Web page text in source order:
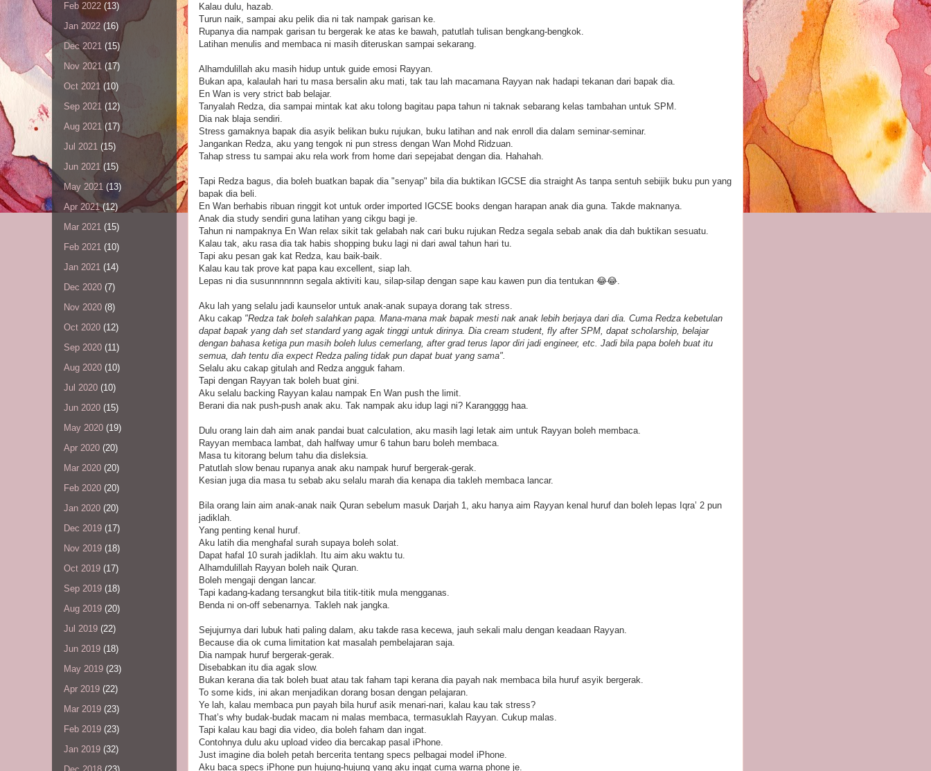
Kalau dulu, hazab.
Turun naik, sampai aku pelik dia ni tak nampak garisan ke.
Rupanya dia nampak garisan tu bergerak ke atas ke bawah, patutlah tulisan bengkang-bengkok.
Latihan menulis and membaca ni masih diteruskan sampai sekarang.
Alhamdulillah aku masih hidup untuk guide emosi Rayyan.
Bukan apa, kalaulah hari tu masa bersalin aku mati, tak tau lah macamana Rayyan nak hadapi tekanan dari bapak dia.
En Wan is very strict bab belajar.
Tanyalah Redza, dia sampai mintak kat aku tolong bagitau papa tahun ni taknak sebarang kelas tambahan untuk SPM.
Dia nak blaja sendiri.
Stress gamaknya bapak dia asyik belikan buku rujukan, buku latihan and nak enroll dia dalam seminar-seminar.
Jangankan Redza, aku yang tengok ni pun stress dengan Wan Mohd Ridzuan.
Tahap stress tu sampai aku rela work from home dari sepejabat dengan dia. Hahahah.
Tapi Redza bagus, dia boleh buatkan bapak dia "senyap" bila dia buktikan IGCSE dia straight As tanpa sentuh sebijik buku pun yang
bapak dia beli.
En Wan berhabis ribuan ringgit kot untuk order imported IGCSE books dengan harapan anak dia guna. Takde maknanya.
Anak dia study sendiri guna latihan yang cikgu bagi je.
Tahun ni nampaknya En Wan relax sikit tak gelabah nak cari buku rujukan Redza segala sebab anak dia dah buktikan sesuatu.
Kalau tak, aku rasa dia tak habis shopping buku lagi ni dari awal tahun hari tu.
Tapi aku pesan gak kat Redza, kau baik-baik.
Kalau kau tak prove kat papa kau excellent, siap lah.
Lepas ni dia susunnnnnnn segala aktiviti kau, silap-silap dengan sape kau kawen pun dia tentukan 😂😂.
Aku lah yang selalu jadi kaunselor untuk anak-anak supaya dorang tak stress.
Aku cakap "Redza tak boleh salahkan papa. Mana-mana mak bapak mesti nak anak lebih berjaya dari dia. Cuma Redza kebetulan
dapat bapak yang dah set standard yang agak tinggi untuk dirinya. Dia cream student, fly after SPM, dapat scholarship, belajar
dengan bahasa ketiga pun masih boleh lulus cemerlang, after grad terus lapor diri jadi engineer, etc. Jadi bila papa boleh buat itu
semua, dah tentu dia expect Redza paling tidak pun dapat buat yang sama".
Selalu aku cakap gitulah and Redza angguk faham.
Tapi dengan Rayyan tak boleh buat gini.
Aku selalu backing Rayyan kalau nampak En Wan push the limit.
Berani dia nak push-push anak aku. Tak nampak aku idup lagi ni? Karangggg haa.
Dulu orang lain dah aim anak pandai buat calculation, aku masih lagi letak aim untuk Rayyan boleh membaca.
Rayyan membaca lambat, dah halfway umur 6 tahun baru boleh membaca.
Masa tu kitorang belum tahu dia disleksia.
Patutlah slow benau rupanya anak aku nampak huruf bergerak-gerak.
Kesian juga dia masa tu sebab aku selalu marah dia kenapa dia takleh membaca lancar.
Bila orang lain aim anak-anak naik Quran sebelum masuk Darjah 1, aku hanya aim Rayyan kenal huruf dan boleh lepas Iqra’ 2 pun
jadiklah.
Yang penting kenal huruf.
Aku latih dia menghafal surah supaya boleh solat.
Dapat hafal 10 surah jadiklah. Itu aim aku waktu tu.
Alhamdulillah Rayyan boleh naik Quran.
Boleh mengaji dengan lancar.
Tapi kadang-kadang tersangkut bila titik-titik mula mengganas.
Benda ni on-off sebenarnya. Takleh nak jangka.
Sejujurnya dari lubuk hati paling dalam, aku takde rasa kecewa, jauh sekali malu dengan keadaan Rayyan.
Because dia ok cuma limitation kat masalah pembelajaran saja.
Dia nampak huruf bergerak-gerak.
Disebabkan itu dia agak slow.
Bukan kerana dia tak boleh buat atau tak faham tapi kerana dia payah nak membaca bila huruf asyik bergerak.
To some kids, ini akan menjadikan dorang bosan dengan pelajaran.
Ye lah, kalau membaca pun payah bila huruf asik menari-nari, kalau kau tak stress?
That’s why budak-budak macam ni malas membaca, termasuklah Rayyan. Cukup malas.
Tapi kalau kau bagi dia video, dia boleh faham dan ingat.
Contohnya dulu aku upload video dia bercakap pasal iPhone.
Just imagine dia boleh petah bercerita tentang specs pelbagai model iPhone.
Aku baca specs iPhone pun hujung-hujung yang aku ingat cuma warna phone je.
Feb 2022 (13)
Jan 2022 (16)
Dec 2021 (15)
Nov 2021 (17)
Oct 2021 (10)
Sep 2021 (12)
Aug 2021 (17)
Jul 2021 (15)
Jun 2021(15)
May 2021 (13)
Apr 2021(12)
Mar 2021 (15)
Feb 2021 (10)
Jan 2021 (14)
Dec 2020 (7)
Nov 2020 (8)
Oct 2020 (12)
Sep 2020 (11)
Aug 2020 (10)
Jul 2020 (10)
Jun 2020 (15)
May 2020 (19)
Apr 2020 (20)
Mar 2020 (20)
Feb 2020 (20)
Jan 2020 (20)
Dec 2019 (17)
Nov 2019 (18)
Oct 2019 (17)
Sep 2019 (18)
Aug 2019 (20)
Jul 2019 (22)
Jun 2019 (18)
May 2019 (23)
Apr 2019 (22)
Mar 2019 (23)
Feb 2019 (23)
Jan 2019 (32)